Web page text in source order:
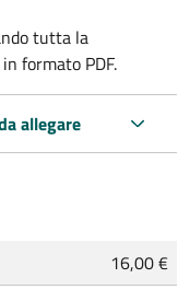
tutta la
formato PDF.
allegare
16,00 €